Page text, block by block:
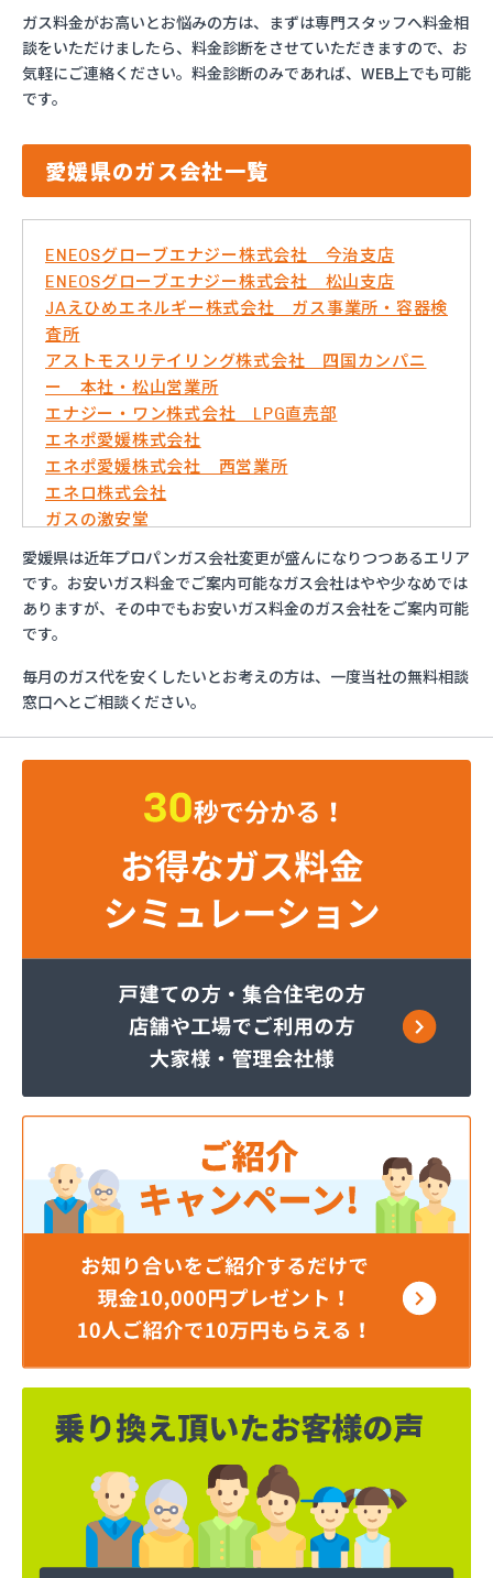
ガス料金がお高いとお悩みの方は、まずは専門スタッフへ料金相
談をいただけましたら、料金診断をさせていただきますので、お
気軽にご連絡ください。料金診断のみであれば、WEB上でも可能
です。
愛媛県のガス会社一覧
ENEOSグローブエナジー株式会社 今治支店
ENEOSグローブエナジー株式会社 松山支店
JAえひめエネルギー株式会社 ガス事業所・容器検
査所
アストモスリテイリング株式会社 四国カンパニ
ー 本社・松山営業所
エナジー・ワン株式会社 LPG直売部
エネポ愛媛株式会社
エネポ愛媛株式会社 西営業所
エネロ株式会社
ガスの激安堂
ガス太郎
ともざわプロパン
マリンガス
みづほ商店
愛媛日商プロパン株式会社 松山営業所
旭物産株式会社
安高ガス商会
岡田燃料店
株式会社フモト商会
株式会社愛媛ガスセンター
株式会社柿原石油
株式会社丸源ガス
株式会社寺田商店
株式会社小田商店 本店
株式会社松山生協本社
株式会社松山生協本社 垣生充填所
株式会社松山生協本社 小野基地
株式会社松山生協本社 石井基地
株式会社松山生協本社 味生基地
株式会社松南産業
株式会社松友ガス
株式会社新田石油店
株式会社大内造船所 ガス販売部
株式会社竹田石油
株式会社仲渡石油
株式会社天宗 本社
株式会社天宗 新居浜ガスセンター
株式会社天宗 今治ガスセンター
株式会社東燃
愛媛県は近年プロパンガス会社変更が盛んになりつつあるエリア
です。お安いガス料金でご案内可能なガス会社はやや少なめでは
ありますが、その中でもお安いガス料金のガス会社をご案内可能
です。
毎月のガス代を安くしたいとお考えの方は、一度当社の無料相談
窓口へとご相談ください。